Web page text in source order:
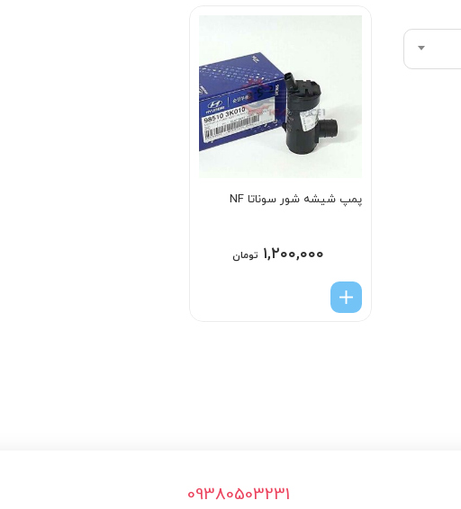
پمپ شیشه شور سوناتا NF
۱,۲۰۰,۰۰۰ تومان
09380503231